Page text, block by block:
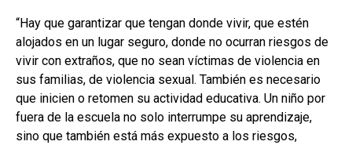
“Hay que garantizar que tengan donde vivir, que estén
alojados en un lugar seguro, donde no ocurran riesgos de
vivir con extraños, que no sean víctimas de violencia en
sus familias, de violencia sexual. También es necesario
que inicien o retomen su actividad educativa. Un niño por
fuera de la escuela no solo interrumpe su aprendizaje,
sino que también está más expuesto a los riesgos,